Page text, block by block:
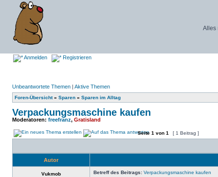
Alles
Anmelden Registrieren
Unbeantwortete Themen | Aktive Themen
Foren-Übersicht» Sparen » Sparen im Alltag
Verpackungsmaschine kaufen
Moderatoren: freefranz, Gratisland
Seite 1 von 1 [ 1 Beitrag ]
Autor
Vukmob Betreff des Beitrags: Verpackungsmaschine kaufen